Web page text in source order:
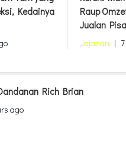
Kedainya
Raup
Jualan
Jajanan |
Rich Brian
ago